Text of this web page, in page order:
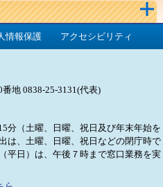
情報保護 アクセシビリティ
番地 0838-25-3131(代表)
分（土曜、日曜、祝日及び年末年始を
は、土曜、日曜、祝日などの閉庁時で
平日）は、午後７時まで窓口業務を実